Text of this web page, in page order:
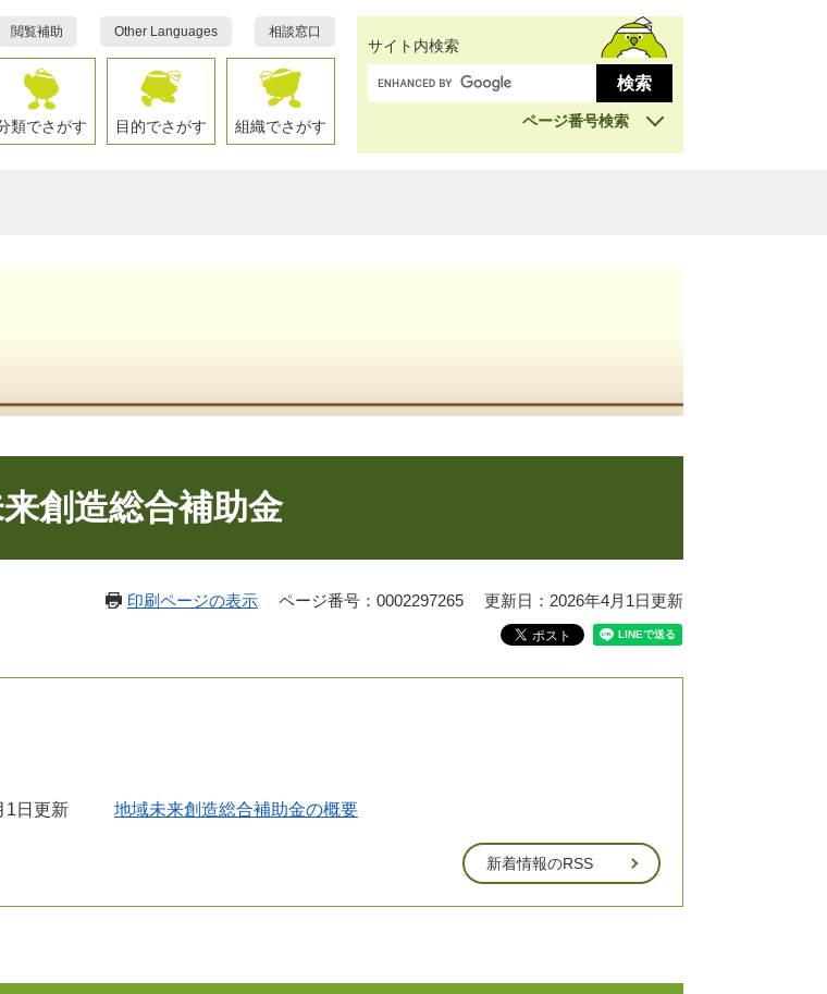
閲覧補助 Other Languages 相談窓口
類でさがす 目的でさがす 組織でさがす
サイト内検索
ページ番号検索
創造総合補助金
印刷ページの表示 ページ番号：0002297265 更新日：2026年4月1日更新
1日更新 地域未来創造総合補助金の概要
新着情報のRSS